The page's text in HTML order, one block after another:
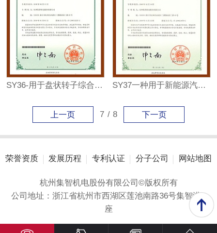
SY36-用于盘状转子综合检测的自动定心夹具装置 SY37一种用于新能源汽车电机转子平衡机的驱动装置
7 / 8
上一页 下一页
荣誉资质 发展历程 专利认证 分子公司 网站地图
杭州集智机电股份有限公司©版权所有
公司地址：浙江省杭州市西湖区莲池南路36号集智港A
座